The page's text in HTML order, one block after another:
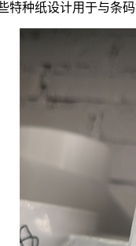
特种纸设计用于与条